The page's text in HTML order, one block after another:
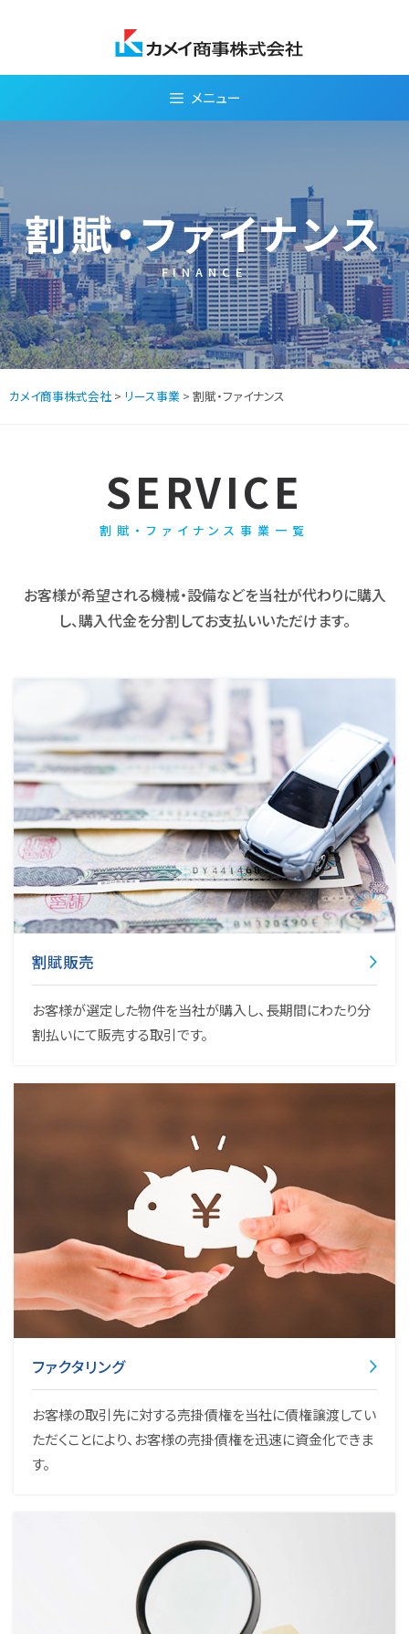
メニュー
割賦・ファイナンス
FINANCE
カメイ商事株式会社 > リース事業 > 割賦・ファイナンス
SERVICE
割賦・ファイナンス事業一覧
お客様が希望される機械・設備などを当社が代わりに購入
し、購入代金を分割してお支払いいただけます。
割賦販売
お客様が選定した物件を当社が購入し、長期間にわたり分
割払いにて販売する取引です。
ファクタリング
お客様の取引先に対する売掛債権を当社に債権譲渡してい
ただくことにより、お客様の売掛債権を迅速に資金化できま
す。